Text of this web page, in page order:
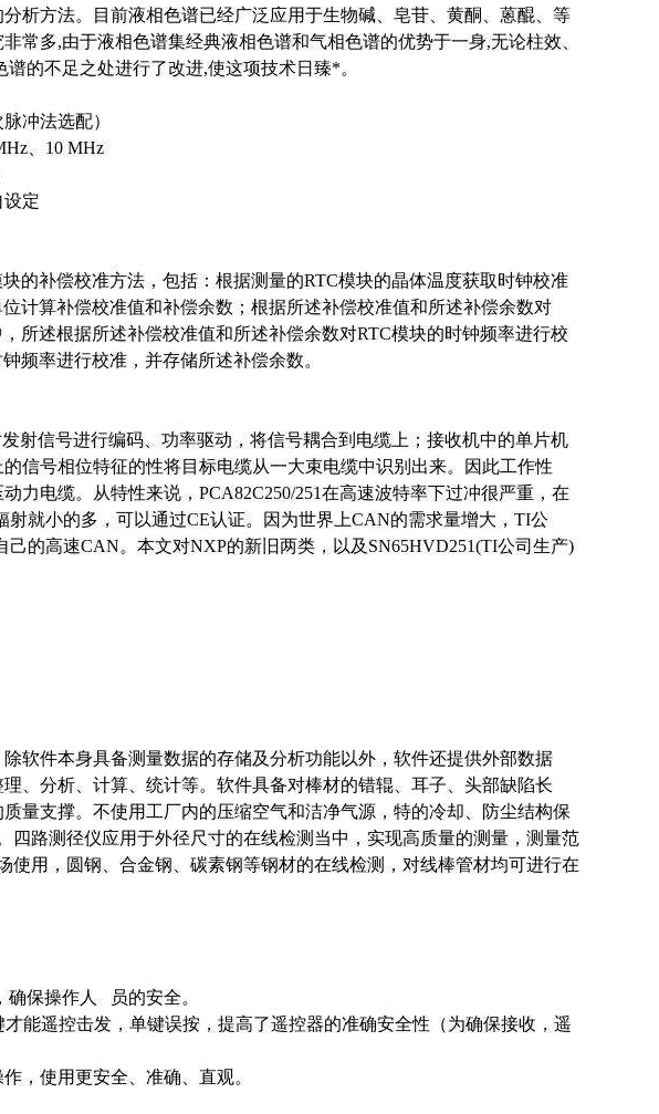
析方法。目前液相色谱已经广泛应用于生物碱、皂苷、黄酮、蒽醌、等
常多,由于液相色谱集经典液相色谱和气相色谱的优势于一身,无论柱效、
的不足之处进行了改进,使这项技术日臻*。
冲法选配）
10 MHz
定
的补偿校准方法，包括：根据测量的RTC模块的晶体温度获取时钟校准
计算补偿校准值和补偿余数；根据所述补偿校准值和所述补偿余数对
所述根据所述补偿校准值和所述补偿余数对RTC模块的时钟频率进行校
频率进行校准，并存储所述补偿余数。
射信号进行编码、功率驱动，将信号耦合到电缆上；接收机中的单片机
信号相位特征的性将目标电缆从一大束电缆中识别出来。因此工作性
力电缆。从特性来说，PCA82C250/251在高速波特率下过冲很严重，在
射就小的多，可以通过CE认证。因为世界上CAN的需求量增大，TI公
己的高速CAN。本文对NXP的新旧两类，以及SN65HVD251(TI公司生产)
软件本身具备测量数据的存储及分析功能以外，软件还提供外部数据
、分析、计算、统计等。软件具备对棒材的错辊、耳子、头部缺陷长
量支撑。不使用工厂内的压缩空气和洁净气源，特的冷却、防尘结构保
四路测径仪应用于外径尺寸的在线检测当中，实现高质量的测量，测量范
使用，圆钢、合金钢、碳素钢等钢材的在线检测，对线棒管材均可进行在
确保操作人 员的安全。
能遥控击发，单键误按，提高了遥控器的准确安全性（为确保接收，遥
，使用更安全、准确、直观。